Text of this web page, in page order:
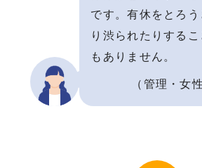
です。有休をとろ
り渋られたりする
もありません。
（管理・女